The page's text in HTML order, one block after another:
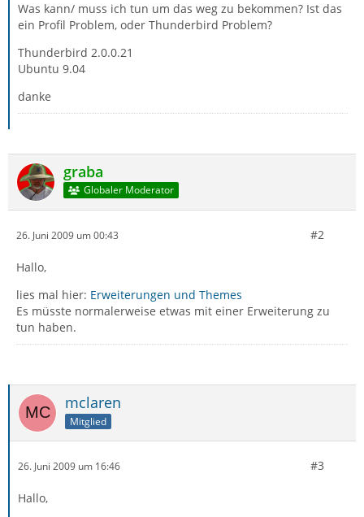
Was kann/ muss ich tun um das weg zu bekommen? Ist das
ein Profil Problem, oder Thunderbird Problem?
Thunderbird 2.0.0.21
Ubuntu 9.04
danke
graba
Globaler Moderator
26. Juni 2009 um 00:43 #2
Hallo,
lies mal hier: Erweiterungen und Themes
Es müsste normalerweise etwas mit einer Erweiterung zu
tun haben.
mclaren
Mitglied
26. Juni 2009 um 16:46 #3
Hallo,